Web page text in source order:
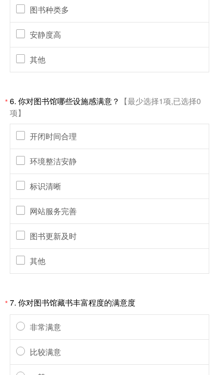
图书种类多
安静度高
其他
*6. 你对图书馆哪些设施感满意？
【最少选择1项,已选择0
项】
开闭时间合理
环境整洁安静
标识清晰
网站服务完善
图书更新及时
其他
*7. 你对图书馆藏书丰富程度的满意度
非常满意
比较满意